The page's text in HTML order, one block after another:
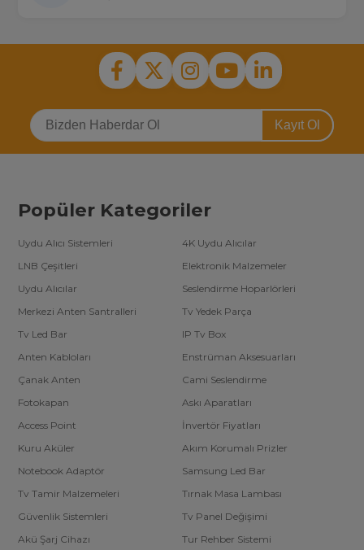
Kayıt Ol
Popüler Kategoriler
Uydu Alıcı Sistemleri
4K Uydu Alıcılar
LNB Çeşitleri
Elektronik Malzemeler
Uydu Alıcılar
Seslendirme Hoparlörleri
Merkezi Anten Santralleri
Tv Yedek Parça
Tv Led Bar
IP Tv Box
Anten Kabloları
Enstrüman Aksesuarları
Çanak Anten
Cami Seslendirme
Fotokapan
Askı Aparatları
Access Point
İnvertör Fiyatları
Kuru Aküler
Akım Korumalı Prizler
Notebook Adaptör
Samsung Led Bar
Tv Tamir Malzemeleri
Tırnak Masa Lambası
Güvenlik Sistemleri
Tv Panel Değişimi
Akü Şarj Cihazı
Tur Rehber Sistemi